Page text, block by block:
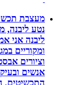
מעצבת
נטע ליבנה,
ליבנה אני
ומקוריים במגוון
וציורים
אנשים ובעיקר
התכשיטים,